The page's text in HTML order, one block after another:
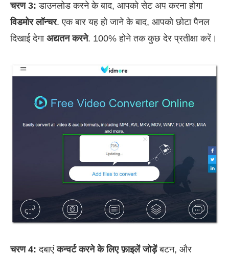
चरण 3: डाउनलोड करने के बाद, आपको सेट अप करना होगा
विडमोर लॉन्चर. एक बार यह हो जाने के बाद, आपको छोटा पैनल
दिखाई देगा अद्यतन करने. 100% होने तक कुछ देर प्रतीक्षा करें।
चरण 4: दबाएंकन्वर्ट करने के लिए फ़ाइलें जोड़ेंबटन, और